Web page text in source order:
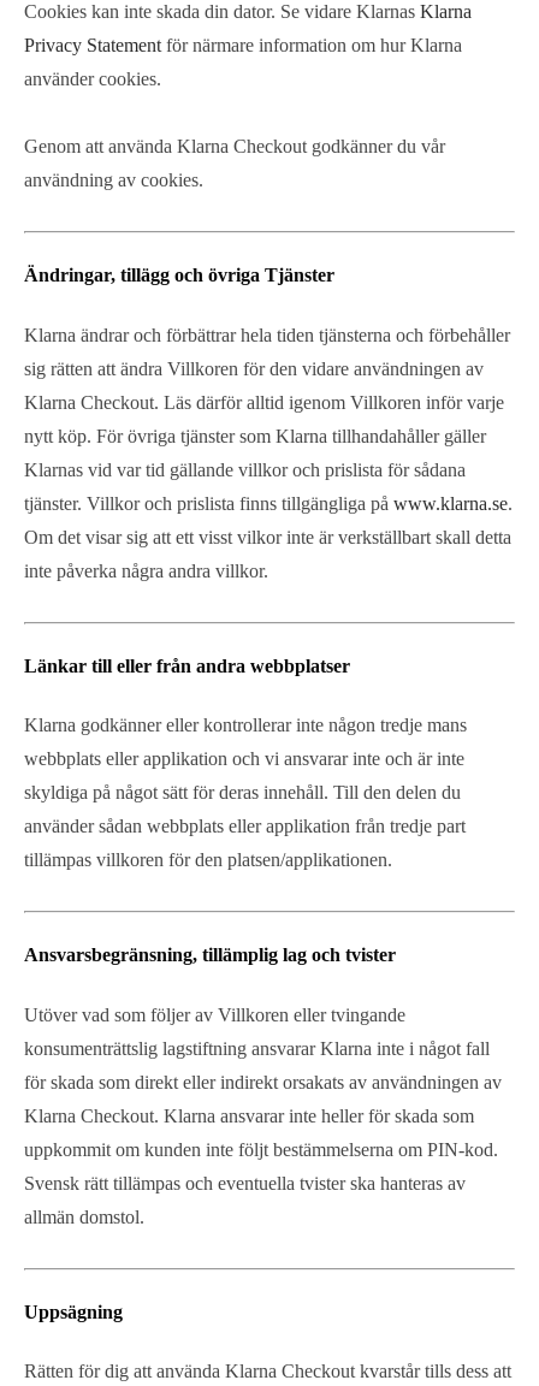
Cookies kan inte skada din dator. Se vidare Klarnas Klarna
Privacy Statement för närmare information om hur Klarna
använder cookies.
Genom att använda Klarna Checkout godkänner du vår
användning av cookies.
Ändringar, tillägg och övriga Tjänster
Klarna ändrar och förbättrar hela tiden tjänsterna och förbehåller
sig rätten att ändra Villkoren för den vidare användningen av
Klarna Checkout. Läs därför alltid igenom Villkoren inför varje
nytt köp. För övriga tjänster som Klarna tillhandahåller gäller
Klarnas vid var tid gällande villkor och prislista för sådana
tjänster. Villkor och prislista finns tillgängliga på www.klarna.se.
Om det visar sig att ett visst vilkor inte är verkställbart skall detta
inte påverka några andra villkor.
Länkar till eller från andra webbplatser
Klarna godkänner eller kontrollerar inte någon tredje mans
webbplats eller applikation och vi ansvarar inte och är inte
skyldiga på något sätt för deras innehåll. Till den delen du
använder sådan webbplats eller applikation från tredje part
tillämpas villkoren för den platsen/applikationen.
Ansvarsbegränsning, tillämplig lag och tvister
Utöver vad som följer av Villkoren eller tvingande
konsumenträttslig lagstiftning ansvarar Klarna inte i något fall
för skada som direkt eller indirekt orsakats av användningen av
Klarna Checkout. Klarna ansvarar inte heller för skada som
uppkommit om kunden inte följt bestämmelserna om PIN-kod.
Svensk rätt tillämpas och eventuella tvister ska hanteras av
allmän domstol.
Uppsägning
Rätten för dig att använda Klarna Checkout kvarstår tills dess att